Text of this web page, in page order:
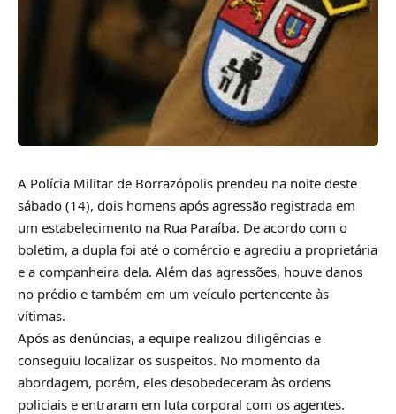
A Polícia Militar de Borrazópolis prendeu na noite deste
sábado (14), dois homens após agressão registrada em
um estabelecimento na Rua Paraíba. De acordo com o
boletim, a dupla foi até o comércio e agrediu a proprietária
e a companheira dela. Além das agressões, houve danos
no prédio e também em um veículo pertencente às
vítimas.
Após as denúncias, a equipe realizou diligências e
conseguiu localizar os suspeitos. No momento da
abordagem, porém, eles desobedeceram às ordens
policiais e entraram em luta corporal com os agentes.